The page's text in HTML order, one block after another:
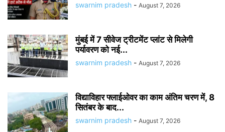
swarnim pradesh - August 7, 2026
मुंबई में 7 सीवेज ट्रीटमेंट प्लांट से मिलेगी
पर्यावरण को नई...
swarnim pradesh - August 7, 2026
विद्याविहार फ्लाईओवर का काम अंतिम चरण में, 8
सितंबर के बाद...
swarnim pradesh - August 7, 2026